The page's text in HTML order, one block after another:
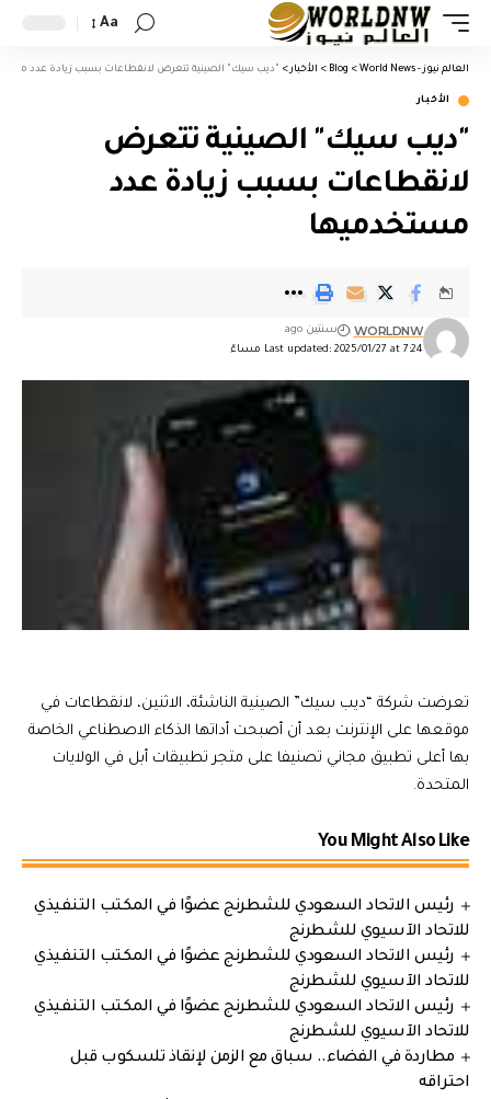
Aa
العالم نيوز - World News >
Blog
> الأخبار > "ديب سيك" الصينية تتعرض لانقطاعات بسبب زيادة عدد
الأخبار
"ديب سيك" الصينية تتعرض
لانقطاعات بسبب زيادة عدد
مستخدميها
Last updated: 2025/01/27 at 7:24 مساءً
WORLDNW سنتين ago
تعرضت شركة “ديب سيك” الصينية الناشئة، الاثنين، لانقطاعات في
موقعها على الإنترنت بعد أن أصبحت أداتها الذكاء الاصطناعي الخاصة
بها أعلى تطبيق مجاني تصنيفا على متجر تطبيقات أبل في الولايات
المتحدة.
You Might Also Like
رئيس الاتحاد السعودي للشطرنج عضوًا في المكتب التنفيذي
للاتحاد الآسيوي للشطرنج
رئيس الاتحاد السعودي للشطرنج عضوًا في المكتب التنفيذي
للاتحاد الآسيوي للشطرنج
رئيس الاتحاد السعودي للشطرنج عضوًا في المكتب التنفيذي
للاتحاد الآسيوي للشطرنج
مطاردة في الفضاء.. سباق مع الزمن لإنقاذ تلسكوب قبل
احتراقه